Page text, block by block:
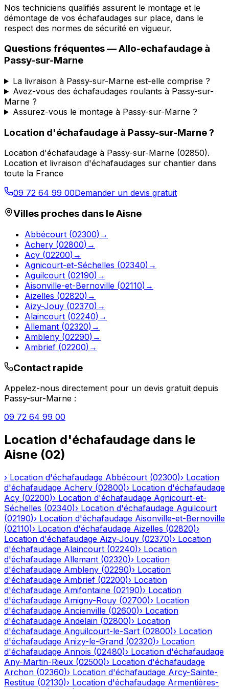
Nos techniciens qualifiés assurent le montage et le
démontage de vos échafaudages sur place, dans le
respect des normes de sécurité en vigueur.
Questions fréquentes —Allo-echafaudage à
Passy-sur-Marne
La livraison à Passy-sur-Marne est-elle comprise ?
Avez-vous des échafaudages roulants à Passy-sur-
Marne ?
Assurez-vous le montage à Passy-sur-Marne ?
Location d'échafaudage à Passy-sur-Marne?
Location d'échafaudage à Passy-sur-Marne (02850).
Location et livraison d'échafaudages sur chantier dans
toute la France
09 72 64 99 00Demander un devis gratuit
Villes proches dans leAisne
Abbécourt (02300) →
Achery (02800) →
Acy (02200) →
Agnicourt-et-Séchelles (02340) →
Aguilcourt (02190) →
Aisonville-et-Bernoville (02110) →
Aizelles (02820) →
Aizy-Jouy (02370) →
Alaincourt (02240) →
Allemant (02320) →
Ambleny (02290) →
Ambrief (02200) →
Contact rapide
Appelez-nous directement pour un devis gratuit depuis
Passy-sur-Marne :
09 72 64 99 00
Location d'échafaudage dans le
Aisne (02)
› Location d'échafaudage Abbécourt (02300)› Location
d'échafaudage Achery (02800)› Location d'échafaudage
Acy (02200)› Location d'échafaudage Agnicourt-et-
Séchelles (02340)› Location d'échafaudage Aguilcourt
(02190)› Location d'échafaudage Aisonville-et-Bernoville
(02110)› Location d'échafaudage Aizelles (02820)›
Location d'échafaudage Aizy-Jouy (02370)› Location
d'échafaudage Alaincourt (02240)› Location
d'échafaudage Allemant (02320)› Location
d'échafaudage Ambleny (02290)› Location
d'échafaudage Ambrief (02200)› Location
d'échafaudage Amifontaine (02190)› Location
d'échafaudage Amigny-Rouy (02700)› Location
d'échafaudage Ancienville (02600)› Location
d'échafaudage Andelain (02800)› Location
d'échafaudage Anguilcourt-le-Sart (02800)› Location
d'échafaudage Anizy-le-Grand (02320)› Location
d'échafaudage Annois (02480)› Location d'échafaudage
Any-Martin-Rieux (02500)› Location d'échafaudage
Archon (02360)› Location d'échafaudage Arcy-Sainte-
Restitue (02130)› Location d'échafaudage Armentières-